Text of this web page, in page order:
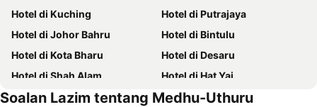
Hotel di Kuching
Hotel di Putrajaya
Hotel di Johor Bahru
Hotel di Bintulu
Hotel di Kota Bharu
Hotel di Desaru
Hotel di Shah Alam
Hotel di Hat Yai
Hotel di Batu Ferringhi
Hotel di Miri
Soalan Lazim tentang Medhu-Uthuru